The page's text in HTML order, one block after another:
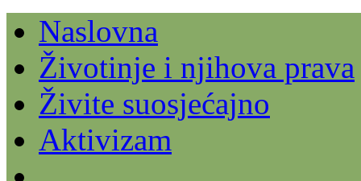
Naslovna
Životinje i njihova prava
Živite suosjećajno
Aktivizam